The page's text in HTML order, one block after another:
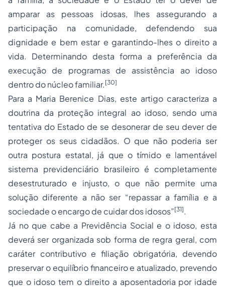
amparar as pessoas idosas, lhes assegurando a
participação na comunidade, defendendo sua
dignidade e bem estar e garantindo-lhes o direito a
vida. Determinando desta forma a preferência da
execução de programas de assistência ao idoso
dentro do núcleo familiar. [30]
Para a Maria Berenice Dias, este artigo caracteriza a
doutrina da proteção integral ao idoso, sendo uma
tentativa do Estado de se desonerar de seu dever de
proteger os seus cidadãos. O que não poderia ser
outra postura estatal, já que o tímido e lamentável
sistema previdenciário brasileiro é completamente
desestruturado e injusto, o que não permite uma
solução diferente a não ser “repassar a família e a
sociedade o encargo de cuidar dos idosos”[31].
Já no que cabe a Previdência Social e o idoso, esta
deverá ser organizada sob forma de regra geral, com
caráter contributivo e filiaçãoobrigatória, devendo
preservar o equilíbrio financeiro e atualizado, prevendo
que o idoso tem o direito a aposentadoria por idade